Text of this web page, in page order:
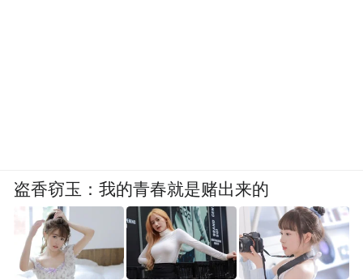
盗香窃玉：我的青春就是赌出来的